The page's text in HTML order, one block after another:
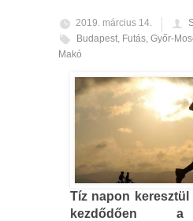
2019. március 14.
Budapest, Futás, Győr-
Makó
Tíz napon keresztül
kezdődően a